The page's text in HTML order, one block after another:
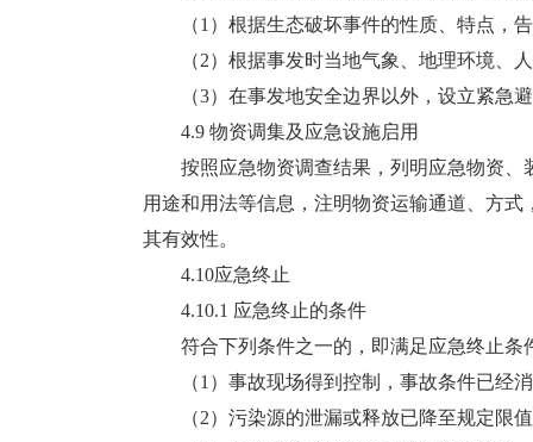
（1）根据生态破坏事件的性质、特点，告
（2）根据事发时当地气象、地理环境、人
（3）在事发地安全边界以外，设立紧急
4.9 物资调集及应急设施启用
按照应急物资调查结果，列明应急物资、
用途和用法等信息，注明物资运输通道、方
其有效性。
4.10应急终止
4.10.1 应急终止的条件
符合下列条件之一的，即满足应急终止条
（1）事故现场得到控制，事故条件已经
（2）污染源的泄漏或释放已降至规定限